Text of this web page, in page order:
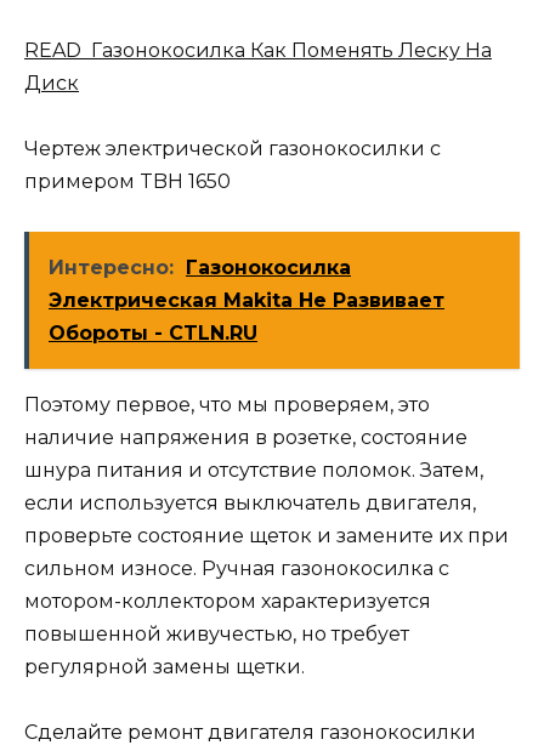
READ Газонокосилка Как Поменять Леску На
Диск
Чертеж электрической газонокосилки с
примером TBH 1650
Интересно: Газонокосилка
Электрическая Makita Не Развивает
Обороты - CTLN.RU
Поэтому первое, что мы проверяем, это
наличие напряжения в розетке, состояние
шнура питания и отсутствие поломок. Затем,
если используется выключатель двигателя,
проверьте состояние щеток и замените их при
сильном износе. Ручная газонокосилка с
мотором-коллектором характеризуется
повышенной живучестью, но требует
регулярной замены щетки.
Сделайте ремонт двигателя газонокосилки